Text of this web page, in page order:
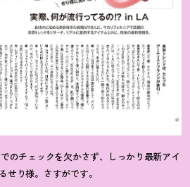
のチェックを欠かさず、しっかり最新アイ
せり様。さすがです。